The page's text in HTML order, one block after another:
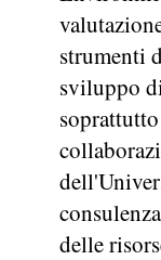
strumenti
sviluppo
delle